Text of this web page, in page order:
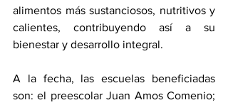
alimentos más sustanciosos, nutritivos y
calientes, contribuyendo así a su
bienestar y desarrollo integral.
A la fecha, las escuelas beneficiadas
son: el preescolar Juan Amos Comenio;